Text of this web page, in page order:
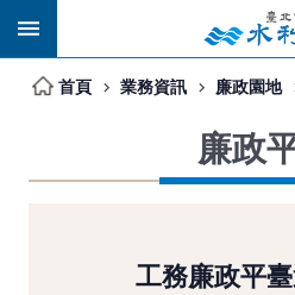
跳到主要內容區塊
首頁 業務資訊 廉政園地
廉政
工務廉政平